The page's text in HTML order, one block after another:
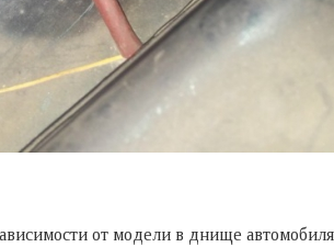
от модели в днище